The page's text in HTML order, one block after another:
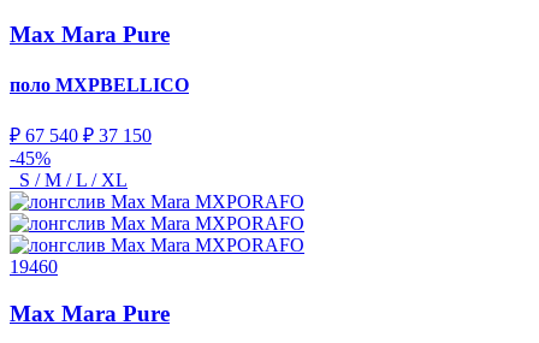
Max Mara Pure
поло MXPBELLICO
₽ 67 540 ₽ 37 150
-45%
S / M / L / XL
19460
Max Mara Pure